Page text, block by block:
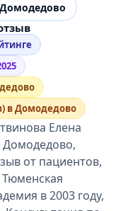
в Домодедово
Елена
Домодедово,
от пациентов,
в 2003 году,